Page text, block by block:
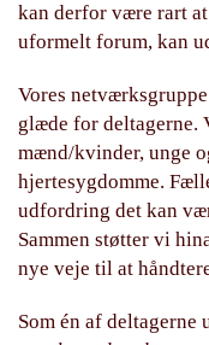
kan derfor være rart
uformelt forum, kan
Vores
glæde for deltagerne.
mænd/kvinder, unge
hjertesygdomme.
udfordring det kan
Sammen støtter vi
nye veje til at
Som én af deltagerne